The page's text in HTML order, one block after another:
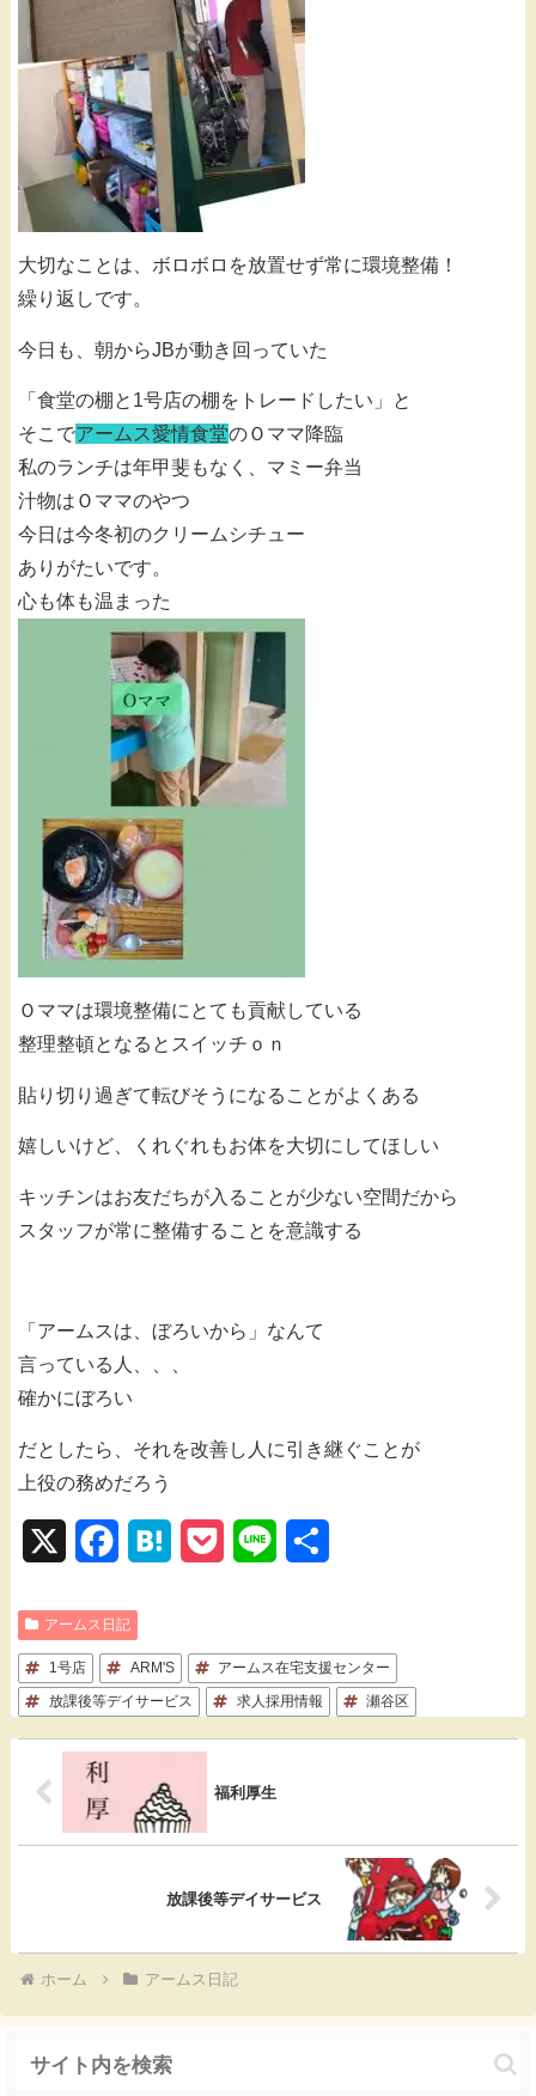
大切なことは、ボロボロを放置せず常に環境整備！
繰り返しです。
今日も、朝からJBが動き回っていた
「食堂の棚と1号店の棚をトレードしたい」と
そこでアームス愛情食堂のＯママ降臨
私のランチは年甲斐もなく、マミー弁当
汁物はＯママのやつ
今日は今冬初のクリームシチュー
ありがたいです。
心も体も温まった
Ｏママは環境整備にとても貢献している
整理整頓となるとスイッチｏｎ
貼り切り過ぎて転びそうになることがよくある
嬉しいけど、くれぐれもお体を大切にしてほしい
キッチンはお友だちが入ることが少ない空間だから
スタッフが常に整備することを意識する
「アームスは、ぼろいから」なんて
言っている人、、、
確かにぼろい
だとしたら、それを改善し人に引き継ぐことが
上役の務めだろう
c
e
b
o
k
e
n
a
k
e
e
アームス日記
1号店 ARM'S
アームス在宅支援センター
放課後等デイサービス
求人採用情報 瀬谷区
福利厚生
放課後等デイサービス
ホーム アームス日記